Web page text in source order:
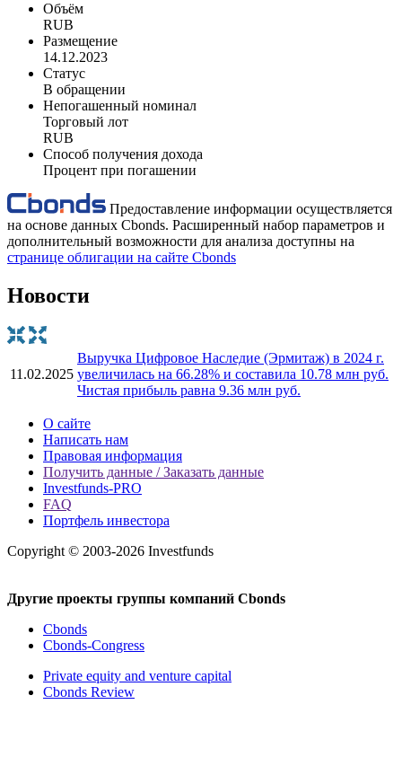
Объём
RUB
Размещение
14.12.2023
Статус
В обращении
Непогашенный номинал
Торговый лот
RUB
Способ получения дохода
Процент при погашении
Предоставление информации осуществляется
на основе данных Cbonds. Расширенный набор параметров и
дополнительный возможности для анализа доступны на
странице облигации на сайте Cbonds
Новости
11.02.2025
Выручка Цифровое Наследие (Эрмитаж) в 2024 г.
увеличилась на 66.28% и составила 10.78 млн руб.
Чистая прибыль равна 9.36 млн руб.
О сайте
Написать нам
Правовая информация
Получить данные / Заказать данные
Investfunds-PRO
FAQ
Портфель инвестора
Copyright © 2003-2026 Investfunds
Другие проекты группы компаний Cbonds
Cbonds
Cbonds-Congress
Private equity and venture capital
Cbonds Review